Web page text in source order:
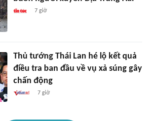
7 giờ
Thủ tướng Thái Lan hé lộ kết quả
điều tra ban đầu về vụ xả súng gây
chấn động
7 giờ